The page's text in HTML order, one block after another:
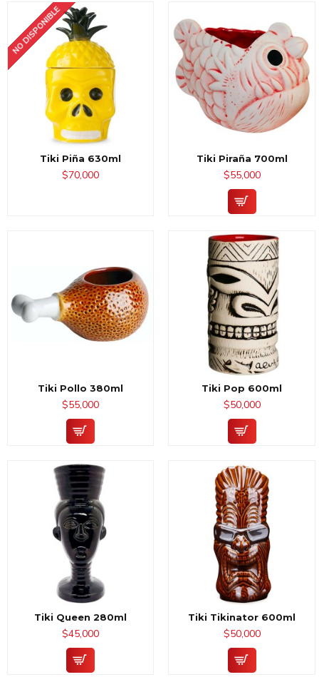
NO DISPONIBLE
Tiki Piña 630ml
$70,000
Tiki Piraña 700ml
$55,000
Tiki Pollo 380ml
$55,000
Tiki Pop 600ml
$50,000
Tiki Queen 280ml
$45,000
Tiki Tikinator 600ml
$50,000